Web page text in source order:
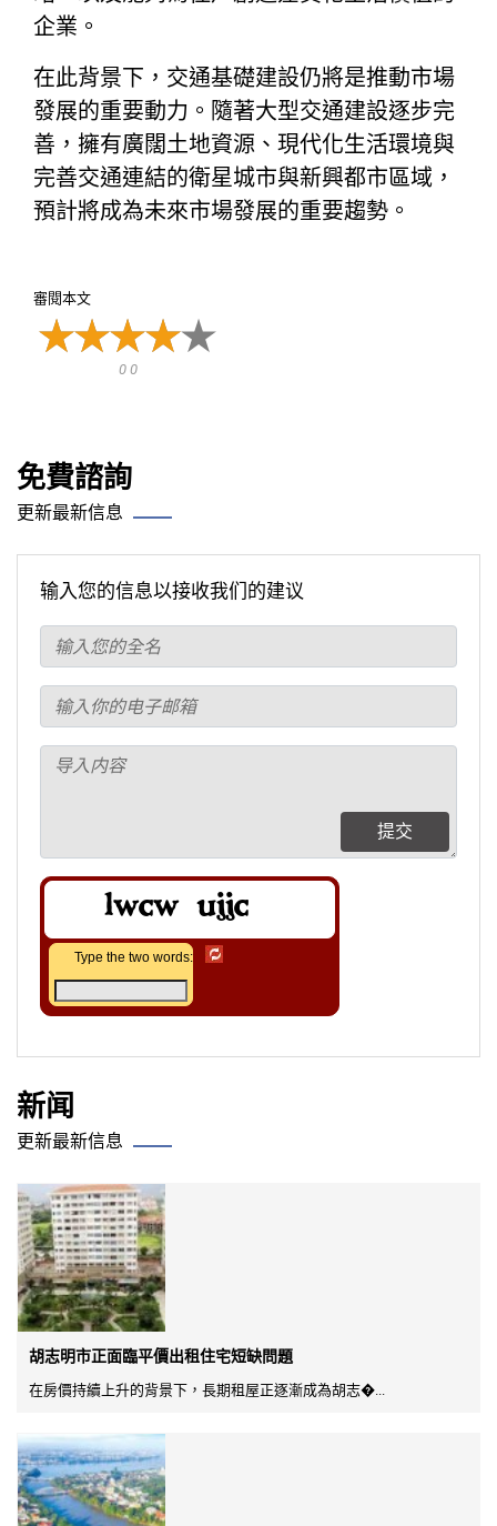
企業。
在此背景下，交通基礎建設仍將是推動市場
發展的重要動力。隨著大型交通建設逐步完
善，擁有廣闊土地資源、現代化生活環境與
完善交通連結的衛星城市與新興都市區域，
預計將成為未來市場發展的重要趨勢。
審閱本文
0 0
免費諮詢
更新最新信息
输入您的信息以接收我们的建议
提交
Type the two words:
新闻
更新最新信息
胡志明市正面臨平價出租住宅短缺問題
在房價持續上升的背景下，長期租屋正逐漸成為胡志�...